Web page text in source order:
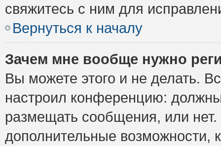
свяжитесь с ним для
Вернуться к началу
Зачем мне вообще нужно
Вы можете этого и не делать.
настроил конференцию:
размещать сообщения, или
дополнительные возможности,